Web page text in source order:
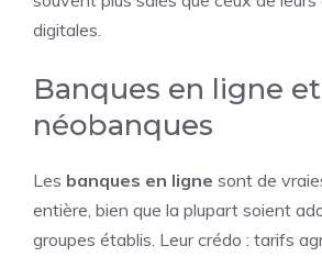
digitales.
Banques en ligne et
néobanques
Les banques en ligne sont de
entière, bien que la plupart soient
groupes établis. Leur crédo : tarifs